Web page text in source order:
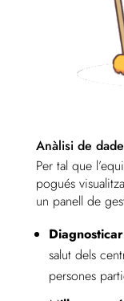
Anàlisi de
Per tal que
pogués
un panell de
Diagnosticar
salut dels
persones